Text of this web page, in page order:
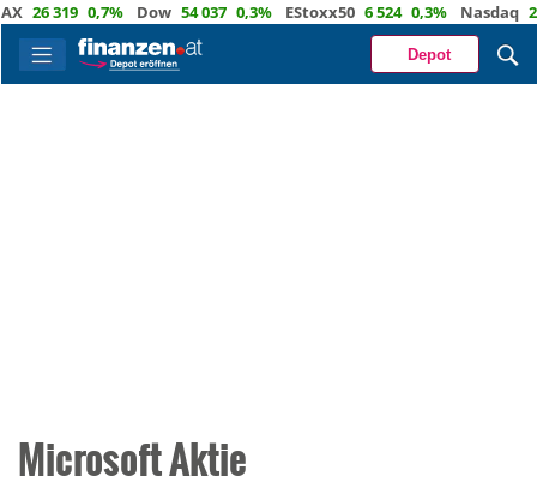
26 319 0,7% Dow 54 037 0,3% EStoxx50 6 524 0,3% Nasdaq 29
Depot
Microsoft Aktie